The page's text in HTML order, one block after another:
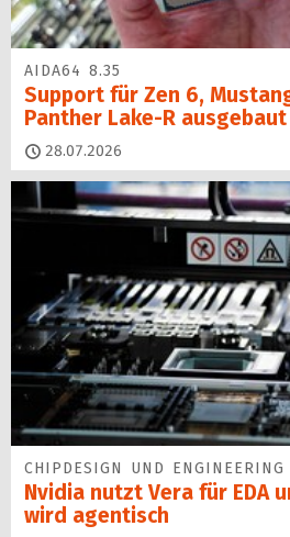
AIDA64 8.35
Support für Zen 6,
Panther Lake-R ausgebaut
28.07.2026
CHIPDESIGN UND ENGINEERING
Nvidia nutzt Vera für EDA
wird agentisch